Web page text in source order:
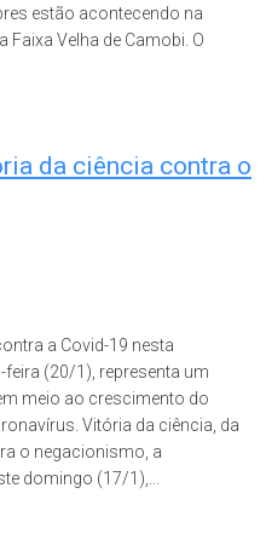
estão acontecendo na
Faixa Velha de Camobi. O
da ciência contra o
a Covid-19 nesta
(20/1), representa um
meio ao crescimento do
Vitória da ciência, da
o negacionismo, a
domingo (17/1),...